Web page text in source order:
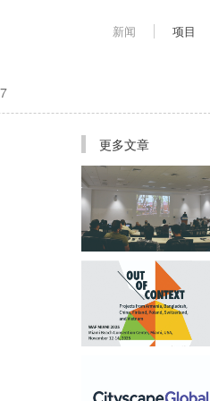
新闻 项目
更多文章
首席建筑师姜平受邀于AUD
举办学术讲座